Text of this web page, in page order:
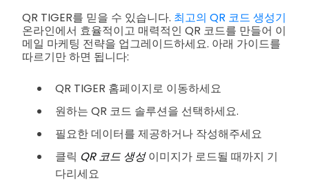
QR TIGER를 믿을 수 있습니다. 최고의 QR 코드 생성기
온라인에서 효율적이고 매력적인 QR 코드를 만들어 이
메일 마케팅 전략을 업그레이드하세요. 아래 가이드를
따르기만 하면 됩니다:
QR TIGER 홈페이지로 이동하세요
원하는 QR 코드 솔루션을 선택하세요.
필요한 데이터를 제공하거나 작성해주세요
클릭 QR 코드 생성이미지가 로드될 때까지 기
다리세요